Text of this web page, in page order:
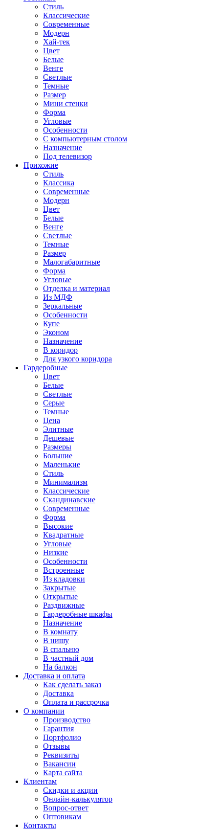
Стиль
Классические
Современные
Модерн
Хай-тек
Цвет
Белые
Венге
Светлые
Темные
Размер
Мини стенки
Форма
Угловые
Особенности
С компьютерным столом
Назначение
Под телевизор
Прихожие
Стиль
Классика
Современные
Модерн
Цвет
Белые
Венге
Светлые
Темные
Размер
Малогабаритные
Форма
Угловые
Отделка и материал
Из МДФ
Зеркальные
Особенности
Купе
Эконом
Назначение
В коридор
Для узкого коридора
Гардеробные
Цвет
Белые
Светлые
Серые
Темные
Цена
Элитные
Дешевые
Размеры
Большие
Маленькие
Стиль
Минимализм
Классические
Скандинавские
Современные
Форма
Высокие
Квадратные
Угловые
Низкие
Особенности
Встроенные
Из кладовки
Закрытые
Открытые
Раздвижные
Гардеробные шкафы
Назначение
В комнату
В нишу
В спальню
В частный дом
На балкон
Доставка и оплата
Как сделать заказ
Доставка
Оплата и рассрочка
О компании
Производство
Гарантия
Портфолио
Отзывы
Реквизиты
Вакансии
Карта сайта
Клиентам
Скидки и акции
Онлайн-калькулятор
Вопрос-ответ
Оптовикам
Контакты